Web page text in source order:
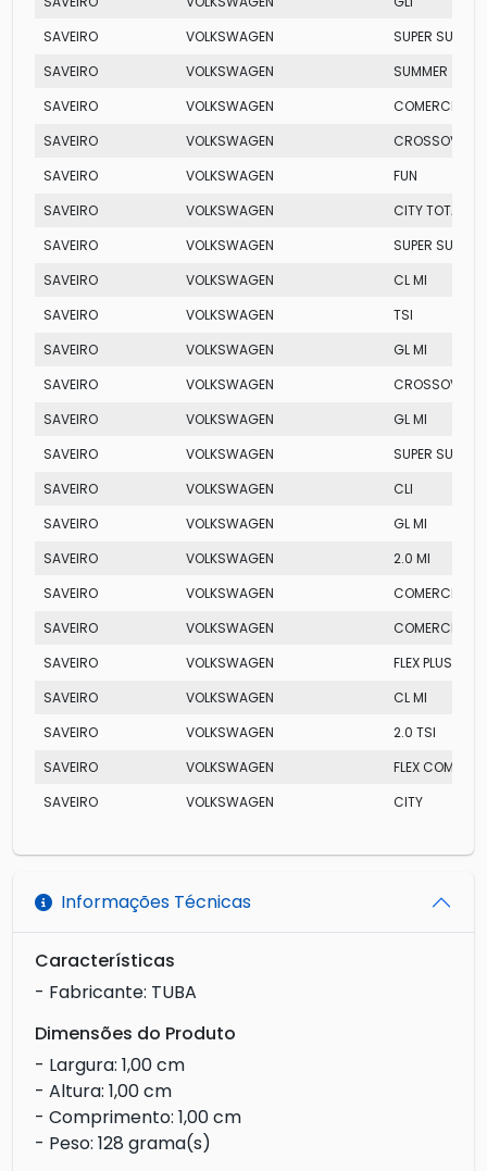
SAVEIRO
VOLKSWAGEN
SUPER SURF
SAVEIRO
VOLKSWAGEN
SUMMER
SAVEIRO
VOLKSWAGEN
COMERCIAL
SAVEIRO
VOLKSWAGEN
CROSSOVER
SAVEIRO
VOLKSWAGEN
FUN
SAVEIRO
VOLKSWAGEN
CITY TOTAL
SAVEIRO
VOLKSWAGEN
SUPER SURF
SAVEIRO
VOLKSWAGEN
CL MI
SAVEIRO
VOLKSWAGEN
TSI
SAVEIRO
VOLKSWAGEN
GL MI
SAVEIRO
VOLKSWAGEN
CROSSOVER
SAVEIRO
VOLKSWAGEN
GL MI
SAVEIRO
VOLKSWAGEN
SUPER SURF
SAVEIRO
VOLKSWAGEN
CLI
SAVEIRO
VOLKSWAGEN
GL MI
SAVEIRO
VOLKSWAGEN
2.0 MI
SAVEIRO
VOLKSWAGEN
COMERCIAL
SAVEIRO
VOLKSWAGEN
COMERCIAL
SAVEIRO
VOLKSWAGEN
FLEX PLUS
SAVEIRO
VOLKSWAGEN
CL MI
SAVEIRO
VOLKSWAGEN
2.0 TSI
SAVEIRO
VOLKSWAGEN
FLEX
SAVEIRO
VOLKSWAGEN CITY
Informações Técnicas
Características
- Fabricante: TUBA
Dimensões do Produto
- Largura: 1,00 cm
- Altura: 1,00 cm
- Comprimento: 1,00 cm
- Peso: 128 grama(s)